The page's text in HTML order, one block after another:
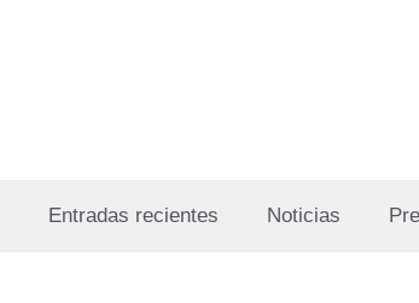
Entradas recientes Noticias